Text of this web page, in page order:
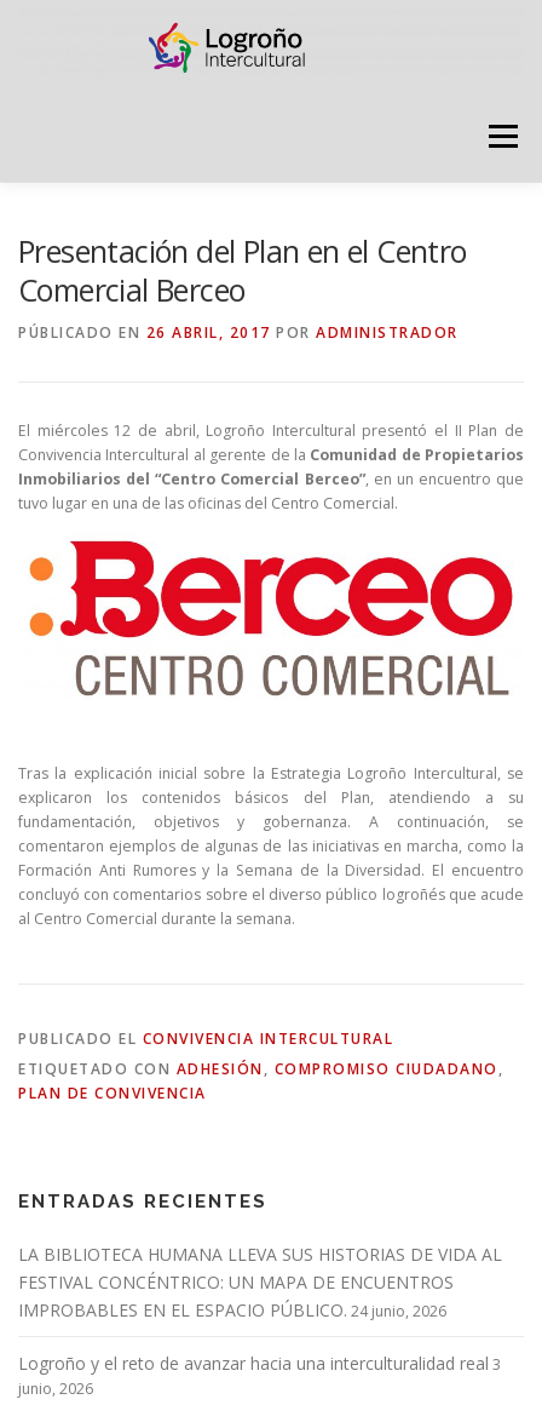
Menú
RECURSOS PUNTO DE ACOGIDA
Presentación del Plan en el Centro
Comercial Berceo
PÚBLICADO EN 26 ABRIL, 2017 POR ADMINISTRADOR
El miércoles 12 de abril, Logroño Intercultural presentó el II Plan de
Convivencia Intercultural al gerente de la Comunidad de Propietarios
Inmobiliarios del “Centro Comercial Berceo”, en un encuentro que
tuvo lugar en una de las oficinas del Centro Comercial.
Tras la explicación inicial sobre la Estrategia Logroño Intercultural, se
explicaron los contenidos básicos del Plan, atendiendo a su
fundamentación, objetivos y gobernanza. A continuación, se
comentaron ejemplos de algunas de las iniciativas en marcha, como la
Formación Anti Rumores y la Semana de la Diversidad. El encuentro
concluyó con comentarios sobre el diverso público logroñés que acude
al Centro Comercial durante la semana.
PUBLICADO EL CONVIVENCIA INTERCULTURAL
ETIQUETADO CON ADHESIÓN, COMPROMISO CIUDADANO ,
PLAN DE CONVIVENCIA
ENTRADAS RECIENTES
LA BIBLIOTECA HUMANA LLEVA SUS HISTORIAS DE VIDA AL
FESTIVAL CONCÉNTRICO: UN MAPA DE ENCUENTROS
IMPROBABLES EN EL ESPACIO PÚBLICO. 24 junio, 2026
Logroño y el reto de avanzar hacia una interculturalidad real 3
junio, 2026